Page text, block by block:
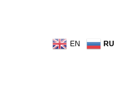
EN RU